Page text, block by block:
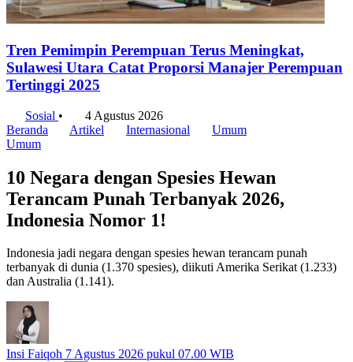
Tren Pemimpin Perempuan Terus Meningkat,
Sulawesi Utara Catat Proporsi Manajer Perempuan
Tertinggi 2025
Sosial •
4 Agustus 2026
Beranda
Artikel Internasional
Umum
Umum
10 Negara dengan Spesies Hewan
Terancam Punah Terbanyak 2026,
Indonesia Nomor 1!
Indonesia jadi negara dengan spesies hewan terancam punah
terbanyak di dunia (1.370 spesies), diikuti Amerika Serikat (1.233)
dan Australia (1.141).
Insi Faiqoh 7 Agustus 2026 pukul 07.00 WIB